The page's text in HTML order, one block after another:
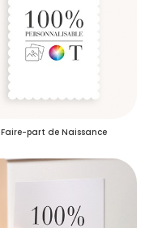
Faire-part de Naissance